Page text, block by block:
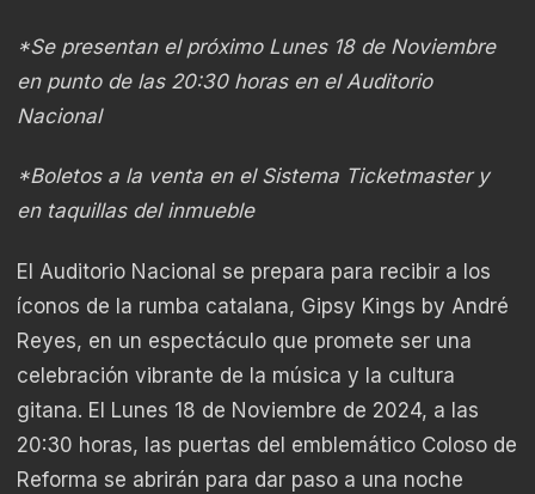
*Se presentan el próximo Lunes 18 de Noviembre
en punto de las 20:30 horas en el Auditorio
Nacional
*Boletos a la venta en el Sistema Ticketmaster y
en taquillas del inmueble
El Auditorio Nacional se prepara para recibir a los
íconos de la rumba catalana, Gipsy Kings by André
Reyes, en un espectáculo que promete ser una
celebración vibrante de la música y la cultura
gitana. El Lunes 18 de Noviembre de 2024, a las
20:30 horas, las puertas del emblemático Coloso de
Reforma se abrirán para dar paso a una noche